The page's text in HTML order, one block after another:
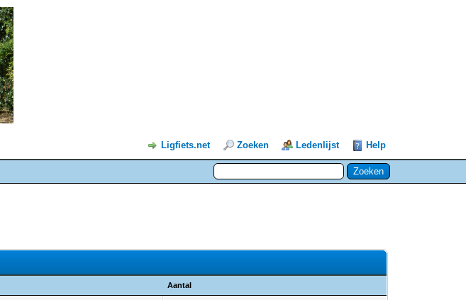
Ligfiets.net Zoeken Ledenlijst Help
Aantal